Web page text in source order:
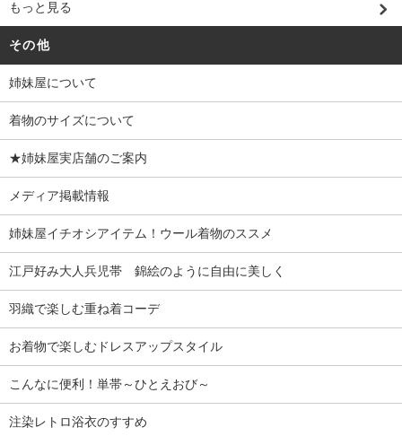
もっと見る
その他
姉妹屋について
着物のサイズについて
★姉妹屋実店舗のご案内
メディア掲載情報
姉妹屋イチオシアイテム！ウール着物のススメ
江戸好み大人兵児帯 錦絵のように自由に美しく
羽織で楽しむ重ね着コーデ
お着物で楽しむドレスアップスタイル
こんなに便利！単帯～ひとえおび～
注染レトロ浴衣のすすめ